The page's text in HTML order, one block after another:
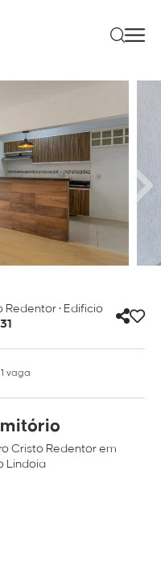
Redentor•Edificio
1 vaga
Cristo Redentorem
Lindoia